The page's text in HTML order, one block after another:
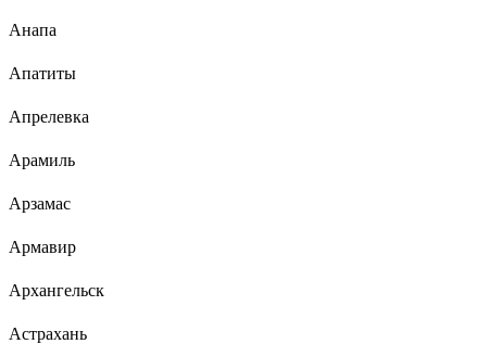
Анапа
Апатиты
Апрелевка
Арамиль
Арзамас
Армавир
Архангельск
Астрахань